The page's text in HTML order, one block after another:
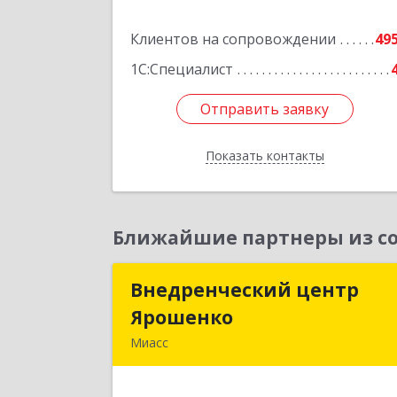
Клиентов на сопровождении
1С:Специалист
Отправить заявку
Показать контакты
Подробнее
Отправить заявку
Назад
Ближайшие партнеры из
Внедренческий центр
Ярошенко
Миасс
Внедренческий центр